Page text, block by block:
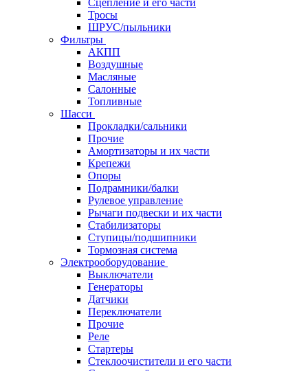
Тросы
ШРУС/пыльники
Фильтры
АКПП
Воздушные
Масляные
Салонные
Топливные
Шасси
Прокладки/сальники
Прочие
Амортизаторы и их части
Крепежи
Опоры
Подрамники/балки
Рулевое управление
Рычаги подвески и их части
Стабилизаторы
Ступицы/подшипники
Тормозная система
Электрооборудование
Выключатели
Генераторы
Датчики
Переключатели
Прочие
Реле
Стартеры
Стеклоочистители и его части